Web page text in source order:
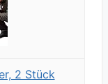
2 Stück